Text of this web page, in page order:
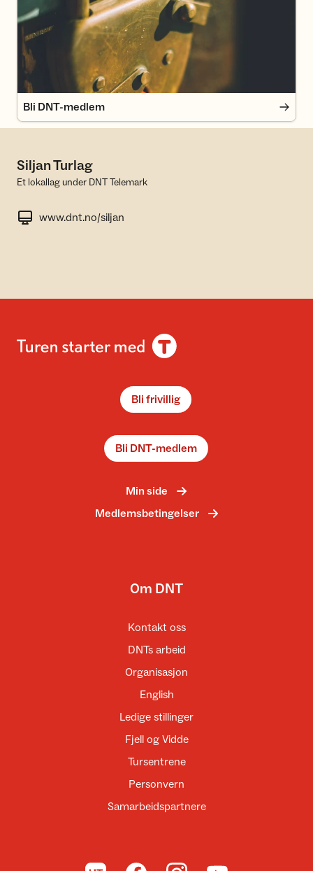
Bli DNT-medlem
Siljan Turlag
Et lokallag under DNT Telemark
www.dnt.no/siljan
Bli frivillig
Bli DNT-medlem
Min side
Medlemsbetingelser
Om DNT
Kontakt oss
DNTs arbeid
Organisasjon
English
Ledige stillinger
Fjell og Vidde
Tursentrene
Personvern
Samarbeidspartnere